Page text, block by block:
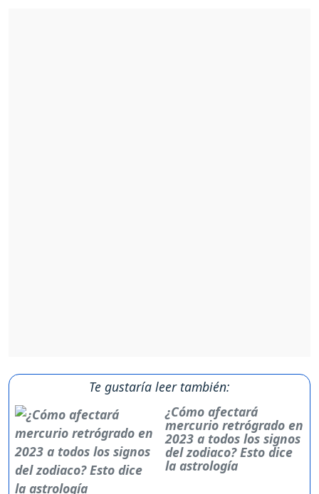
Te gustaría leer también:
¿Cómo afectará
mercurio retrógrado en
2023 a todos los signos
del zodiaco? Esto dice
la astrología